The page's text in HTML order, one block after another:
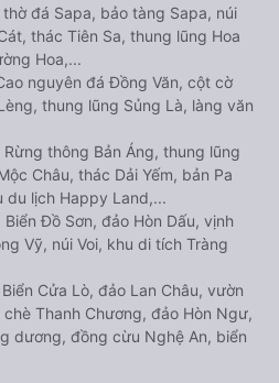
thờ đá Sapa, bảo tàng Sapa, núi
thác Tiên Sa, thung lũng Hoa
Hoa,...
nguyên đá Đồng Văn, cột cờ
thung lũng Sủng Là, làng văn
Rừng thông Bản Áng, thung lũng
Châu, thác Dải Yếm, bản Pa
du lịch Happy Land,...
Biển Đồ Sơn, đảo Hòn Dấu, vịnh
Vỹ, núi Voi, khu di tích Tràng
Biển Cửa Lò, đảo Lan Châu, vườn
Thanh Chương, đảo Hòn Ngư,
dương, đồng cừu Nghệ An, biển